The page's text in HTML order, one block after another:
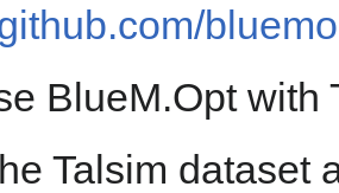
BlueM.Opt with
Talsim dataset